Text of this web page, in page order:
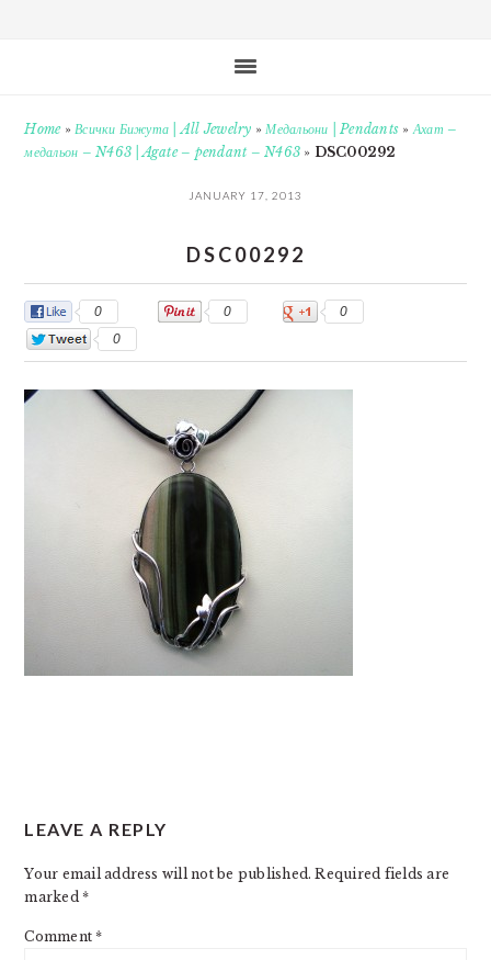
Home»Всички Бижута | All Jewelry »Медальони | Pendants »Ахат –
медальон – N463 | Agate – pendant – N463 » DSC00292
JANUARY 17, 2013
DSC00292
0 0
0
0
INTERACTIONS
LEAVE A REPLY
Your email address will not be published. Required fields are
marked*
Comment*